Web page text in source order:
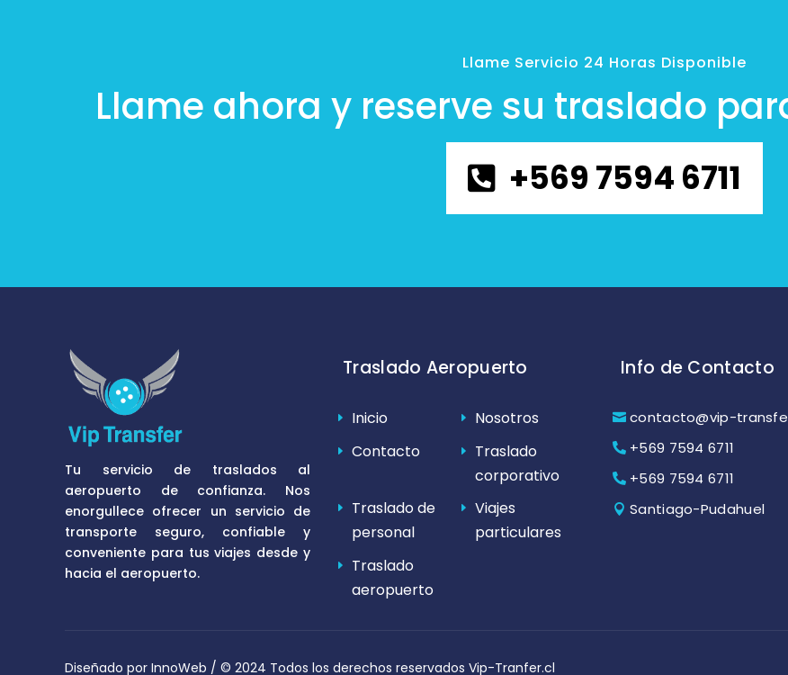
Llame Servicio 24 Horas Disponible
Llame ahora y reserve su traslado
+569 7594 6711
Tu servicio de traslados al
aeropuerto de confianza. Nos
enorgullece ofrecer un servicio de
transporte seguro, confiable y
conveniente para tus viajes desde y
hacia el aeropuerto.
Traslado Aeropuerto
Inicio
Nosotros
Contacto
Traslado
corporativo
Traslado de
personal
Viajes
particulares
Traslado
aeropuerto
Info de Contacto
contacto@vip-
+569 7594 6711
+569 7594 6711
Santiago-Pudahuel
Diseñado por InnoWeb / © 2024 Todos los derechos reservados Vip-Tranfer.cl